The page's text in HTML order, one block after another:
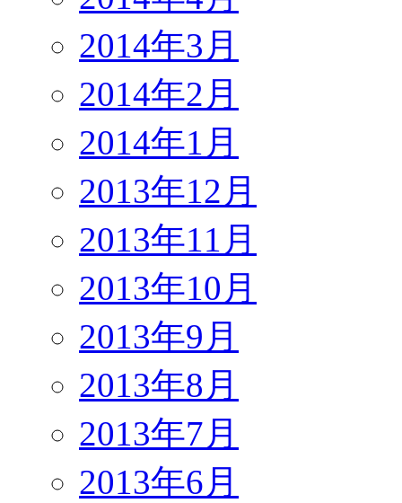
2014年3月
2014年2月
2014年1月
2013年12月
2013年11月
2013年10月
2013年9月
2013年8月
2013年7月
2013年6月